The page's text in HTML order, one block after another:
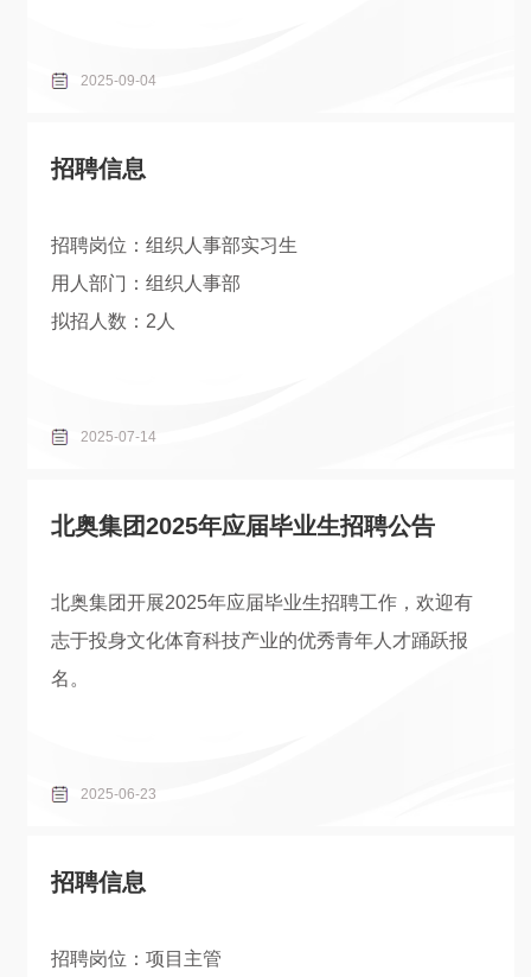
2025-09-04
招聘信息
招聘岗位：组织人事部实习生
用人部门：组织人事部
拟招人数：2人
2025-07-14
北奥集团2025年应届毕业生招聘公告
北奥集团开展2025年应届毕业生招聘工作，欢迎有
志于投身文化体育科技产业的优秀青年人才踊跃报
名。
2025-06-23
招聘信息
招聘岗位：项目主管